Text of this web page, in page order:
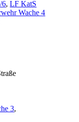
6,LF KatS
Wache 4
3,